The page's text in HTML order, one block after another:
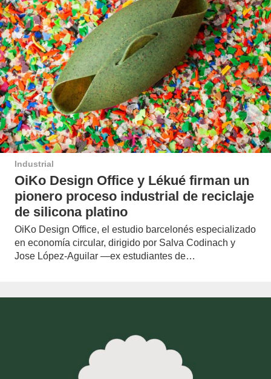
Industrial
OiKo Design Office y Lékué firman un
pionero proceso industrial de reciclaje
de silicona platino
OiKo Design Office, el estudio barcelonés especializado
en economía circular, dirigido por Salva Codinach y
Jose López-Aguilar —ex estudiantes de…